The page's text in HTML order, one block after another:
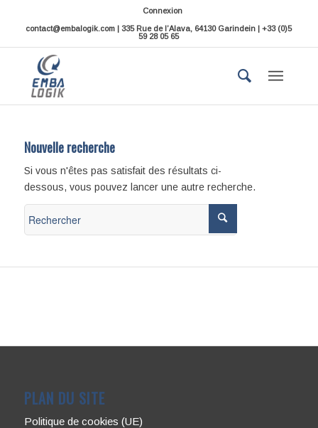
Connexion
contact@embalogik.com | 335 Rue de l’Alava, 64130 Garindein | +33 (0)5
59 28 05 65
Nouvelle recherche
Si vous n'êtes pas satisfait des résultats ci-
dessous, vous pouvez lancer une autre recherche.
PLAN DU SITE
Politique de cookies (UE)